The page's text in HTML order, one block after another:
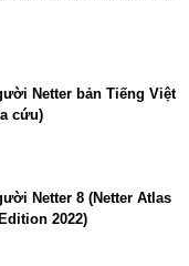
Netter bản Tiếng Việt
cứu)
Netter 8 (Netter Atlas
2022)